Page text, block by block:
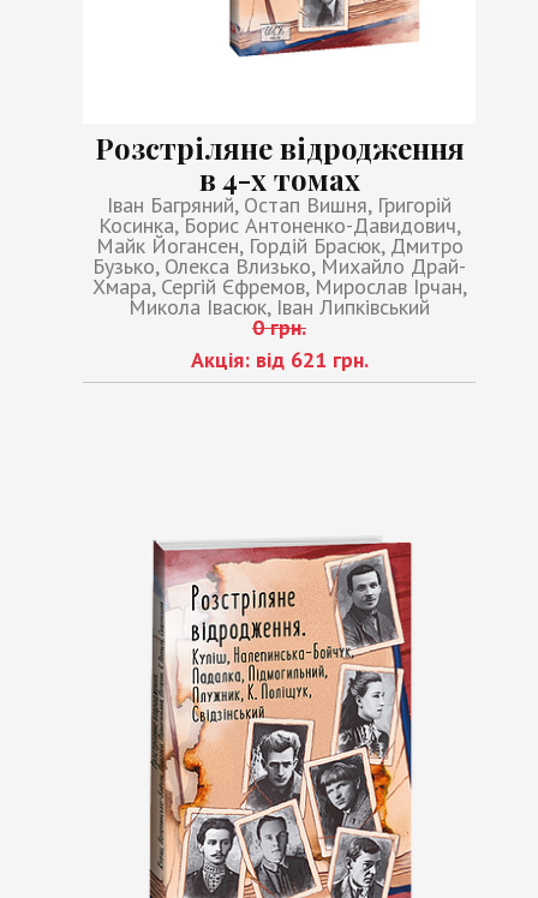
Розстріляне відродження
в 4-х томах
Іван Багряний, Остап Вишня, Григорій
Косинка, Борис Антоненко-Давидович,
Майк Йогансен, Гордій Брасюк, Дмитро
Бузько, Олекса Влизько, Михайло Драй-
Хмара, Сергій Єфремов, Мирослав Ірчан,
Микола Івасюк, Іван Липківський
0 грн.
Акція: від 621 грн.